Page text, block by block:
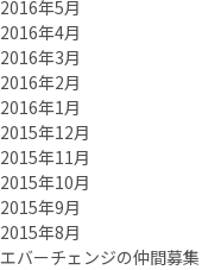
2016年5月
2016年4月
2016年3月
2016年2月
2016年1月
2015年12月
2015年11月
2015年10月
2015年9月
2015年8月
エバーチェ ンジの仲間募集